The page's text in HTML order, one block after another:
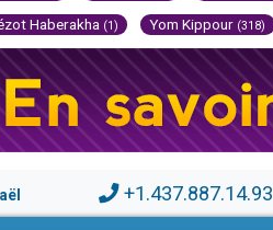
Haberakha (1) Yom Kippour (318)
+1.437.887.14.93